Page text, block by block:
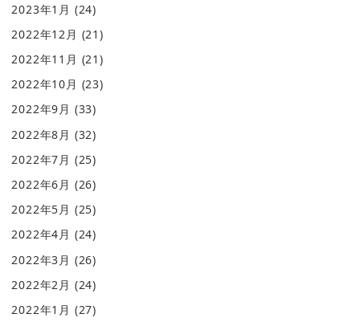
2023年1月 (24)
2022年12月 (21)
2022年11月 (21)
2022年10月 (23)
2022年9月 (33)
2022年8月 (32)
2022年7月 (25)
2022年6月 (26)
2022年5月 (25)
2022年4月 (24)
2022年3月 (26)
2022年2月 (24)
2022年1月 (27)